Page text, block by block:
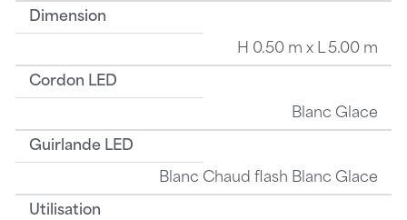
Dimension
H 0.50 m x L 5.00 m
Cordon LED
Blanc Glace
Guirlande LED
Blanc Chaud flash Blanc Glace
Utilisation